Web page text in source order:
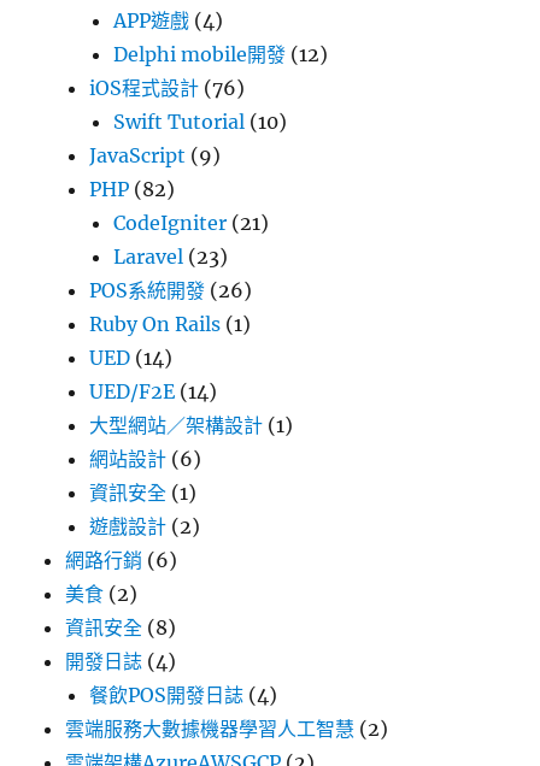
APP遊戲 (4)
Delphi mobile開發 (12)
iOS程式設計 (76)
Swift Tutorial (10)
JavaScript (9)
PHP (82)
CodeIgniter (21)
Laravel (23)
POS系統開發 (26)
Ruby On Rails (1)
UED (14)
UED/F2E (14)
大型網站／架構設計 (1)
網站設計 (6)
資訊安全 (1)
遊戲設計 (2)
網路行銷 (6)
美食 (2)
資訊安全 (8)
開發日誌 (4)
餐飲POS開發日誌 (4)
雲端服務大數據機器學習人工智慧 (2)